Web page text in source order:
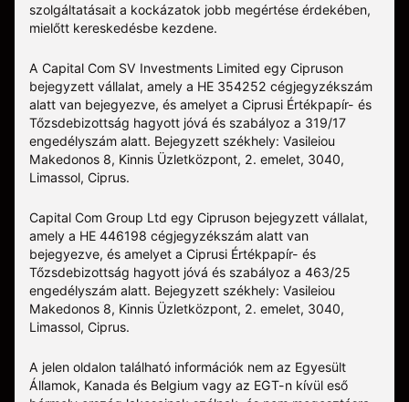
szolgáltatásait a kockázatok jobb megértése érdekében,
mielőtt kereskedésbe kezdene.
A Capital Com SV Investments Limited egy Cipruson
bejegyzett vállalat, amely a HE 354252 cégjegyzékszám
alatt van bejegyezve, és amelyet a Ciprusi Értékpapír- és
Tőzsdebizottság hagyott jóvá és szabályoz a 319/17
engedélyszám alatt. Bejegyzett székhely: Vasileiou
Makedonos 8, Kinnis Üzletközpont, 2. emelet, 3040,
Limassol, Ciprus.
Capital Com Group Ltd egy Cipruson bejegyzett vállalat,
amely a ΗΕ 446198 cégjegyzékszám alatt van
bejegyezve, és amelyet a Ciprusi Értékpapír- és
Tőzsdebizottság hagyott jóvá és szabályoz a 463/25
engedélyszám alatt. Bejegyzett székhely: Vasileiou
Makedonos 8, Kinnis Üzletközpont, 2. emelet, 3040,
Limassol, Ciprus.
A jelen oldalon található információk nem az Egyesült
Államok, Kanada és Belgium vagy az EGT-n kívül eső